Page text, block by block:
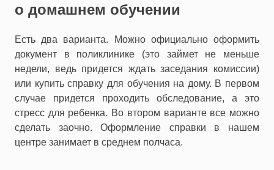
о домашнем обучении
Есть два варианта. Можно официально оформить
документ в поликлинике (это займет не меньше
недели, ведь придется ждать заседания комиссии)
или купить справку для обучения на дому. В первом
случае придется проходить обследование, а это
стресс для ребенка. Во втором варианте все можно
сделать заочно. Оформление справки в нашем
центре занимает в среднем полчаса.